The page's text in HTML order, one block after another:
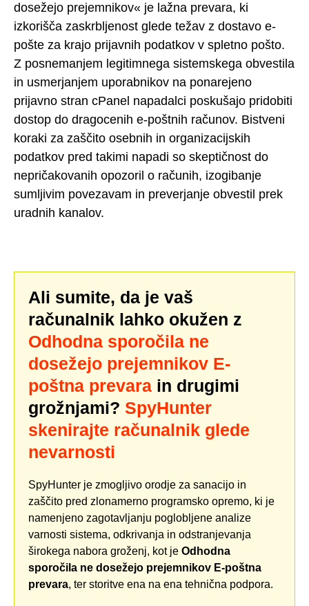
dosežejo prejemnikov« je lažna prevara, ki
izkorišča zaskrbljenost glede težav z dostavo e-
pošte za krajo prijavnih podatkov v spletno pošto.
Z posnemanjem legitimnega sistemskega obvestila
in usmerjanjem uporabnikov na ponarejeno
prijavno stran cPanel napadalci poskušajo pridobiti
dostop do dragocenih e-poštnih računov. Bistveni
koraki za zaščito osebnih in organizacijskih
podatkov pred takimi napadi so skeptičnost do
nepričakovanih opozoril o računih, izogibanje
sumljivim povezavam in preverjanje obvestil prek
uradnih kanalov.
Ali sumite, da je vaš
računalnik lahko okužen z
Odhodna sporočila ne
dosežejo prejemnikov E-
poštna prevara in drugimi
grožnjami? SpyHunter
skenirajte računalnik glede
nevarnosti
SpyHunter je zmogljivo orodje za sanacijo in
zaščito pred zlonamerno programsko opremo, ki je
namenjeno zagotavljanju poglobljene analize
varnosti sistema, odkrivanja in odstranjevanja
širokega nabora groženj, kot je Odhodna
sporočila ne dosežejo prejemnikov E-poštna
prevara, ter storitve ena na ena tehnična podpora.